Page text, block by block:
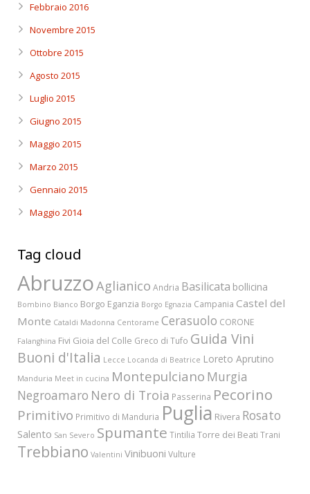
Febbraio 2016
Novembre 2015
Ottobre 2015
Agosto 2015
Luglio 2015
Giugno 2015
Maggio 2015
Marzo 2015
Gennaio 2015
Maggio 2014
Tag cloud
AbruzzoAglianico Andria Basilicata bollicina
Bombino Bianco Borgo Eganzia Borgo Egnazia Campania Castel del
Monte Cataldi Madonna Centorame Cerasuolo CORONE
Falanghina Fivi Gioia del Colle Greco di Tufo Guida Vini
Buoni d'Italia Lecce Locanda di Beatrice Loreto Aprutino
Manduria Meet in cucina Montepulciano Murgia
Negroamaro Nero di Troia Passerina Pecorino
Primitivo Primitivo di Manduria Puglia Rivera Rosato
Salento San Severo Spumante Tintilia Torre dei Beati Trani
Trebbiano Valentini Vinibuoni Vulture